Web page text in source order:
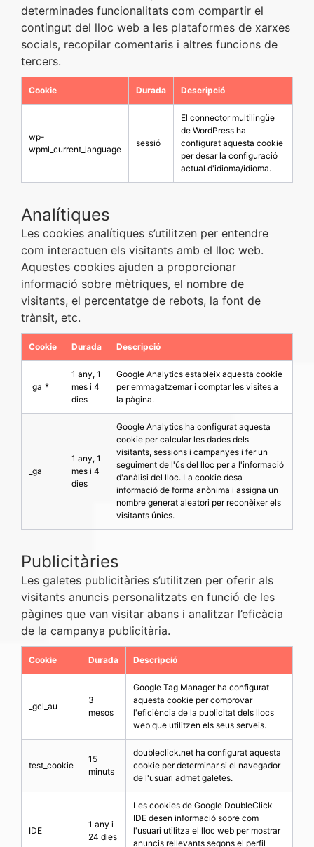
determinades funcionalitats com compartir el
contingut del lloc web a les plataformes de xarxes
socials, recopilar comentaris i altres funcions de
tercers.
Cookie Durada Descripció
wp-
wpml_current_language
sessió
El connector multilingüe
de WordPress ha
configurat aquesta cookie
per desar la configuració
actual d'idioma/idioma.
Analítiques
Les cookies analítiques s’utilitzen per entendre
com interactuen els visitants amb el lloc web.
Aquestes cookies ajuden a proporcionar
informació sobre mètriques, el nombre de
visitants, el percentatge de rebots, la font de
trànsit, etc.
Cookie Durada Descripció
_ga_*
1 any, 1
mes i 4
dies
Google Analytics estableix aquesta cookie
per emmagatzemar i comptar les visites a
la pàgina.
_ga
1 any, 1
mes i 4
dies
Google Analytics ha configurat aquesta
cookie per calcular les dades dels
visitants, sessions i campanyes i fer un
seguiment de l'ús del lloc per a l'informació
d'anàlisi del lloc. La cookie desa
informació de forma anònima i assigna un
nombre generat aleatori per reconèixer els
visitants únics.
Publicitàries
Les galetes publicitàries s’utilitzen per oferir als
visitants anuncis personalitzats en funció de les
pàgines que van visitar abans i analitzar l’eficàcia
de la campanya publicitària.
Cookie Durada Descripció
_gcl_au
3
mesos
Google Tag Manager ha configurat
aquesta cookie per comprovar
l'eficiència de la publicitat dels llocs
web que utilitzen els seus serveis.
test_cookie
15
minuts
doubleclick.net ha configurat aquesta
cookie per determinar si el navegador
de l'usuari admet galetes.
IDE
1 any i
24 dies
Les cookies de Google DoubleClick
IDE desen informació sobre com
l'usuari utilitza el lloc web per mostrar
anuncis rellevants segons el perfil